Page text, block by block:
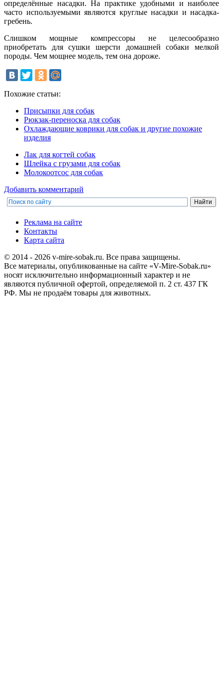
определённые насадки. На практике удобными и наиболее
часто используемыми являются круглые насадки и насадка-
гребень.
Слишком мощные компрессоры не целесообразно
приобретать для сушки шерсти домашней собаки мелкой
породы. Чем мощнее модель, тем она дороже.
Похожие статьи:
Присыпки для собак
Рюкзак-переноска для собак
Охлаждающие коврики для собак и другие похожие
изделия
Лак для когтей собак
Шлейка с грузами для собак
Молокоотсос для собак
Добавить комментарий
Реклама на сайте
Контакты
Карта сайта
© 2014 - 2026 v-mire-sobak.ru. Все права защищены.
Все материалы, опубликованные на сайте «V-Mire-Sobak.ru»
носят исключительно информационный характер и не
являются публичной офертой, определяемой п. 2 ст. 437 ГК
РФ. Мы не продаём товары для животных.